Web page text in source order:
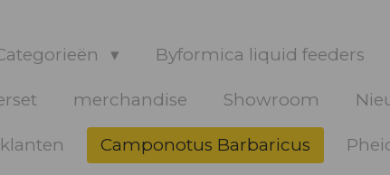
Byformica liquid feeders
merchandise Showroom
Camponotus Barbaricus